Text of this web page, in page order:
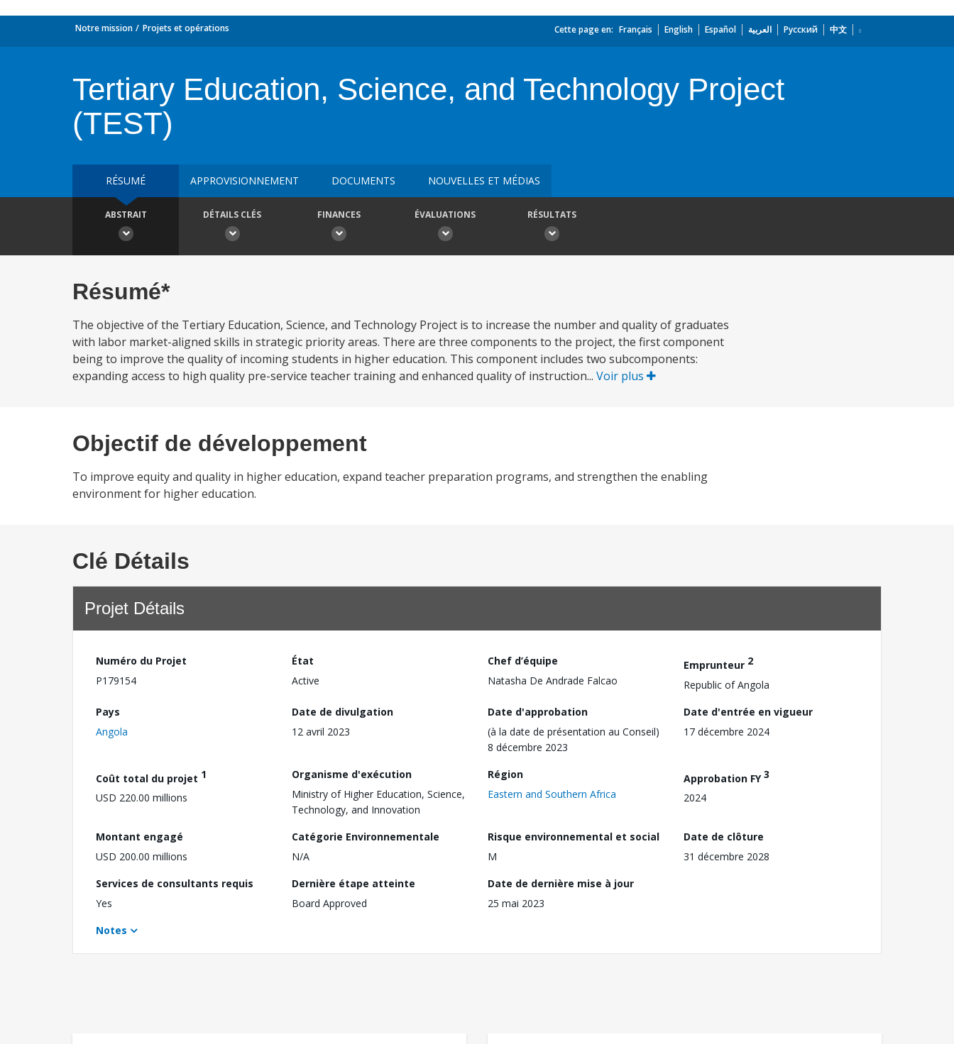
Notre mission Projets et opérations Cette page en: Français English Español العربية Русский 中文
Tertiary Education, Science, and Technology Project
(TEST)
RÉSUMÉ APPROVISIONNEMENT DOCUMENTS NOUVELLES ET MÉDIAS
ABSTRAIT DÉTAILS CLÉS FINANCES ÉVALUATIONS RÉSULTATS
Résumé*
The objective of the Tertiary Education, Science, and Technology Project is to increase the number and quality of graduates
with labor market-aligned skills in strategic priority areas. There are three components to the project, the first component
being to improve the quality of incoming students in higher education. This component includes two subcomponents:
expanding access to high quality pre-service teacher training and enhanced quality of instruction... Voir plus
Objectif de développement
To improve equity and quality in higher education, expand teacher preparation programs, and strengthen the enabling
environment for higher education.
Clé Détails
Projet Détails
Numéro du Projet
P179154
État
Active
Chef d’équipe
Natasha De Andrade Falcao
Emprunteur 2
Republic of Angola
Pays
Angola
Date de divulgation
12 avril 2023
Date d'approbation
(à la date de présentation au Conseil)
8 décembre 2023
Date d'entrée en vigueur
17 décembre 2024
Coût total du projet 1
USD 220.00 millions
Organisme d'exécution
Ministry of Higher Education, Science,
Technology, and Innovation
Région
Eastern and Southern Africa
Approbation FY3
2024
Montant engagé
USD 200.00 millions
Catégorie Environnementale
N/A
Risque environnemental et social
M
Date de clôture
31 décembre 2028
Services de consultants requis
Yes
Dernière étape atteinte
Board Approved
Date de dernière mise à jour
25 mai 2023
Notes